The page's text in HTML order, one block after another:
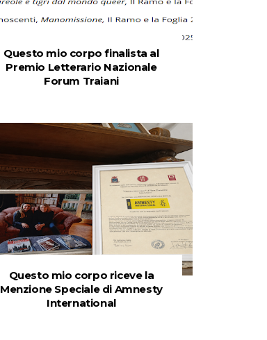
Questo mio corpo finalista al
Premio Letterario Nazionale
Forum Traiani
Questo mio corpo riceve la
Menzione Speciale di Amnesty
International